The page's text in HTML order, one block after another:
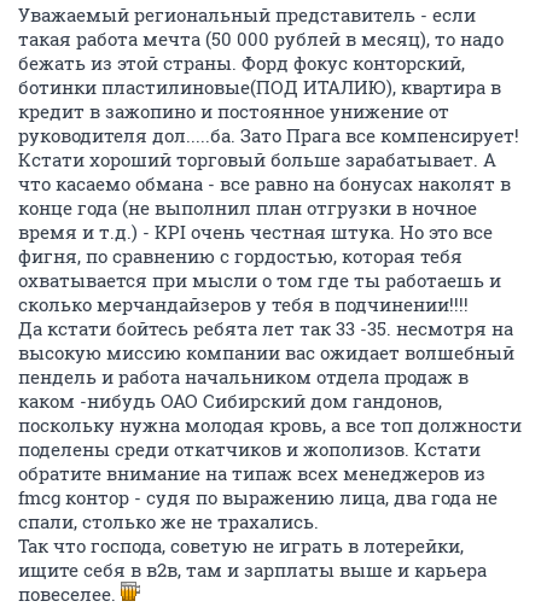
Уважаемый региональный представитель - если
такая работа мечта (50 000 рублей в месяц), то надо
бежать из этой страны. Форд фокус конторский,
ботинки пластилиновые(ПОД ИТАЛИЮ), квартира в
кредит в зажопино и постоянное унижение от
руководителя дол.....ба. Зато Прага все компенсирует!
Кстати хороший торговый больше зарабатывает. А
что касаемо обмана - все равно на бонусах наколят в
конце года (не выполнил план отгрузки в ночное
время и т.д.) - KPI очень честная штука. Но это все
фигня, по сравнению с гордостью, которая тебя
охватывается при мысли о том где ты работаешь и
сколько мерчандайзеров у тебя в подчинении!!!!
Да кстати бойтесь ребята лет так 33 -35. несмотря на
высокую миссию компании вас ожидает волшебный
пендель и работа начальником отдела продаж в
каком -нибудь ОАО Сибирский дом гандонов,
поскольку нужна молодая кровь, а все топ должности
поделены среди откатчиков и жополизов. Кстати
обратите внимание на типаж всех менеджеров из
fmcg контор - судя по выражению лица, два года не
спали, столько же не трахались.
Так что господа, советую не играть в лотерейки,
ищите себя в в2в, там и зарплаты выше и карьера
повеселее.